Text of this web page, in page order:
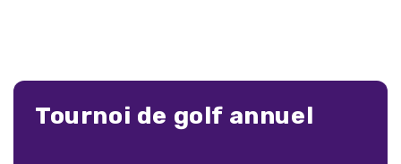
Tournoi de golf annuel